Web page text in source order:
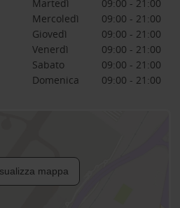
Martedì
09:00 - 21:00
Mercoledì
09:00 - 21:00
Giovedì
09:00 - 21:00
Venerdì
09:00 - 21:00
Sabato
09:00 - 21:00
Domenica
09:00 - 21:00
mappa